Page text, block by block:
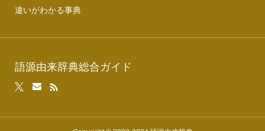
違いがわかる事典
語源由来辞典総合ガイド